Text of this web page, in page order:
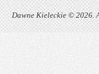
Dawne Kieleckie © 2026.